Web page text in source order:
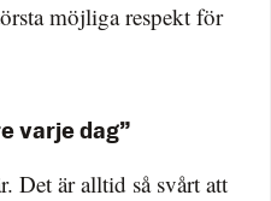
möjliga respekt för
varje dag”
Det är alltid så svårt att